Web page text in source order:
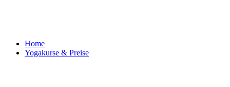
Home
Yogakurse & Preise